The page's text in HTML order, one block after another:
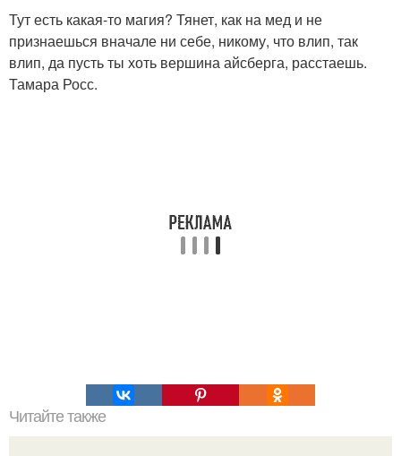
Тут есть какая-то магия? Тянет, как на мед и не
признаешься вначале ни себе, никому, что влип, так
влип, да пусть ты хоть вершина айсберга, расстаешь.
Тамара Росс.
Читайте также